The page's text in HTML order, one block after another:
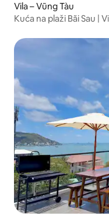
Vila – Vũng Tàu
Kuća na plaži Bãi Sau |